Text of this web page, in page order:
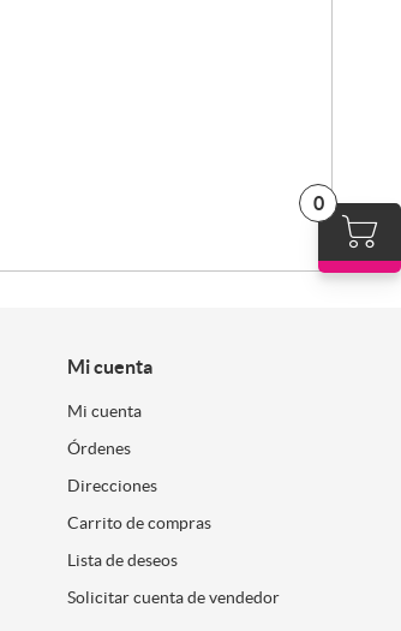
0
Mi cuenta
Mi cuenta
Órdenes
Direcciones
Carrito de compras
Lista de deseos
Solicitar cuenta de vendedor